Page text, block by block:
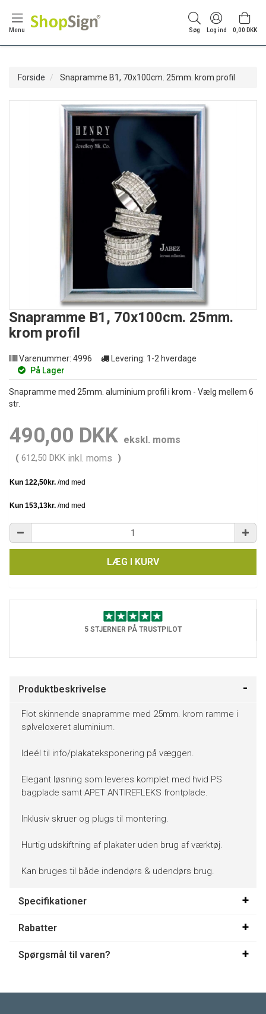
Menu Søg Log ind 0,00 DKK
Forside Snapramme B1, 70x100cm. 25mm. krom profil
Snapramme B1, 70x100cm. 25mm.
krom profil
Varenummer: 4996 Levering: 1-2 hverdage
På Lager
Snapramme med 25mm. aluminium profil i krom - Vælg mellem 6
str.
490,00 DKK ekskl. moms
( 612,50 DKK inkl. moms )
LÆG I KURV
5 STJERNER PÅ TRUSTPILOT
Produktbeskrivelse
Flot skinnende snapramme med 25mm. krom ramme i
sølveloxeret aluminium.
Ideél til info/plakateksponering på væggen.
Elegant løsning som leveres komplet med hvid PS
bagplade samt APET ANTIREFLEKS frontplade.
Inklusiv skruer og plugs til montering.
Hurtig udskiftning af plakater uden brug af værktøj.
Kan bruges til både indendørs & udendørs brug.
Specifikationer
Rabatter
Spørgsmål til varen?